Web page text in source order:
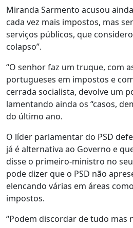
Miranda Sarmento acusou
cada vez mais impostos, mas
serviços públicos, que
colapso”.
“O senhor faz um truque, com
portugueses em impostos e
cerrada socialista, devolve um
lamentando ainda os “casos,
do último ano.
O líder parlamentar do PSD
já é alternativa ao Governo e
disse o primeiro-ministro no
pode dizer que o PSD não
elencando várias em áreas
impostos.
“Podem discordar de tudo mas